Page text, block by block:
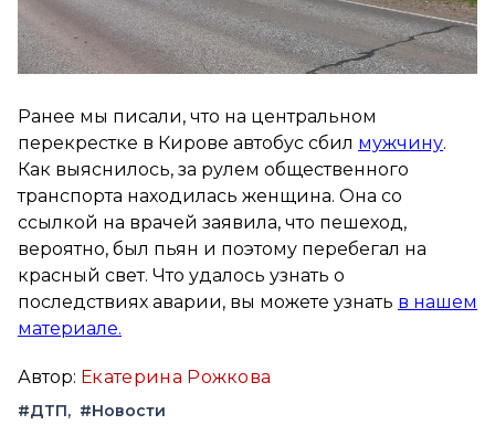
Ранее мы писали, что на центральном
перекрестке в Кирове автобус сбил мужчину.
Как выяснилось, за рулем общественного
транспорта находилась женщина. Она со
ссылкой на врачей заявила, что пешеход,
вероятно, был пьян и поэтому перебегал на
красный свет. Что удалось узнать о
последствиях аварии, вы можете узнать в нашем
материале.
Автор: Екатерина Рожкова
#ДТП #Новости